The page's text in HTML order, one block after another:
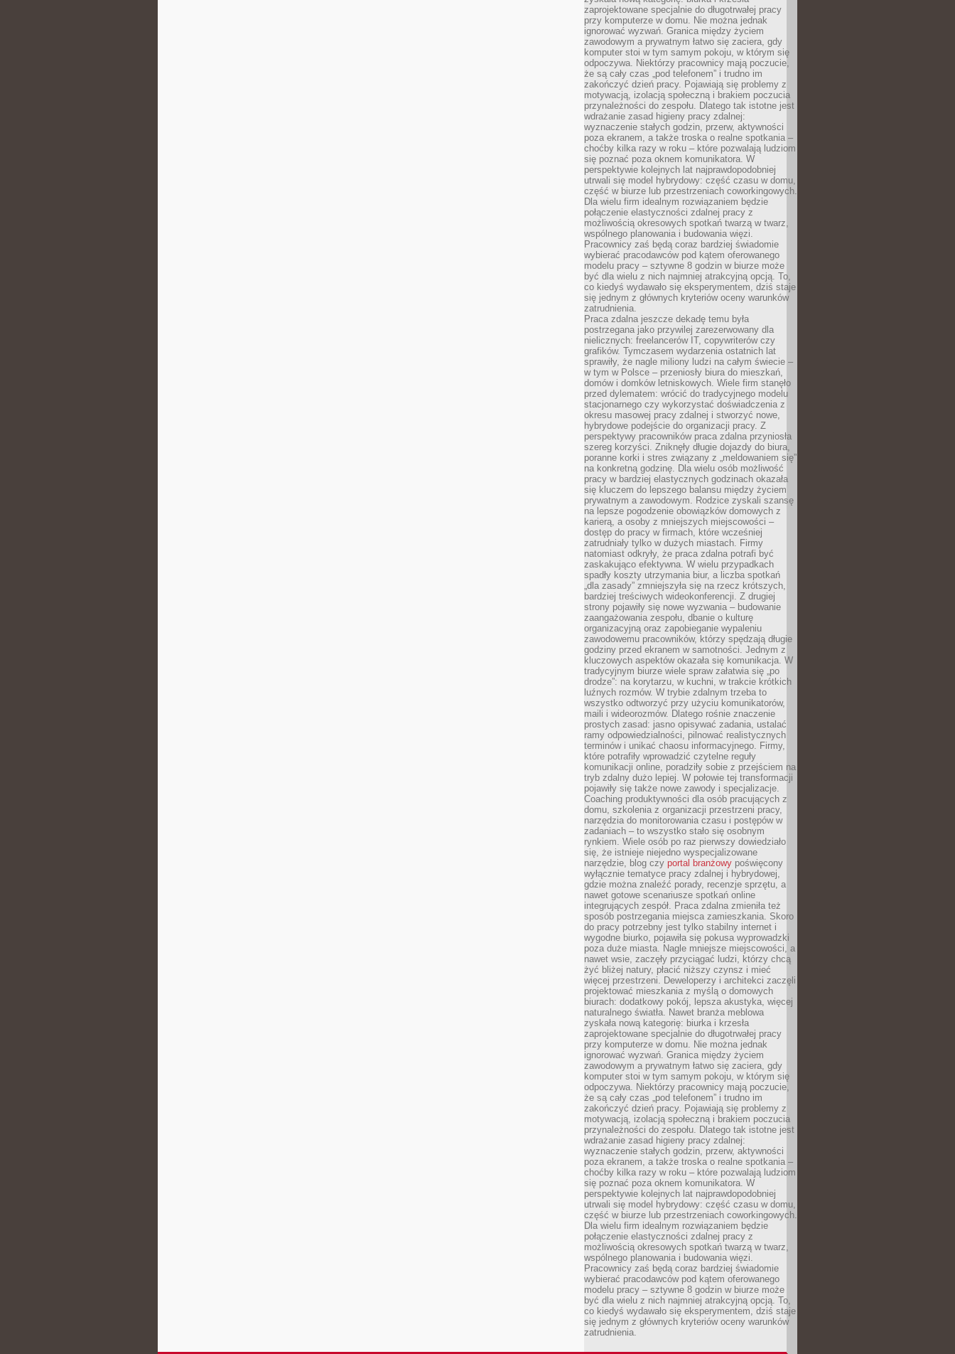
zaprojektowane specjalnie do długotrwałej pracy
przy komputerze w domu. Nie można jednak
ignorować wyzwań. Granica między życiem
zawodowym a prywatnym łatwo się zaciera, gdy
komputer stoi w tym samym pokoju, w którym się
odpoczywa. Niektórzy pracownicy mają poczucie,
że są cały czas „pod telefonem” i trudno im
zakończyć dzień pracy. Pojawiają się problemy z
motywacją, izolacją społeczną i brakiem poczucia
przynależności do zespołu. Dlatego tak istotne jest
wdrażanie zasad higieny pracy zdalnej:
wyznaczenie stałych godzin, przerw, aktywności
poza ekranem, a także troska o realne spotkania –
choćby kilka razy w roku – które pozwalają ludziom
się poznać poza oknem komunikatora. W
perspektywie kolejnych lat najprawdopodobniej
utrwali się model hybrydowy: część czasu w domu,
część w biurze lub przestrzeniach coworkingowych.
Dla wielu firm idealnym rozwiązaniem będzie
połączenie elastyczności zdalnej pracy z
możliwością okresowych spotkań twarzą w twarz,
wspólnego planowania i budowania więzi.
Pracownicy zaś będą coraz bardziej świadomie
wybierać pracodawców pod kątem oferowanego
modelu pracy – sztywne 8 godzin w biurze może
być dla wielu z nich najmniej atrakcyjną opcją. To,
co kiedyś wydawało się eksperymentem, dziś staje
się jednym z głównych kryteriów oceny warunków
zatrudnienia.
Praca zdalna jeszcze dekadę temu była
postrzegana jako przywilej zarezerwowany dla
nielicznych: freelancerów IT, copywriterów czy
grafików. Tymczasem wydarzenia ostatnich lat
sprawiły, że nagle miliony ludzi na całym świecie –
w tym w Polsce – przeniosły biura do mieszkań,
domów i domków letniskowych. Wiele firm stanęło
przed dylematem: wrócić do tradycyjnego modelu
stacjonarnego czy wykorzystać doświadczenia z
okresu masowej pracy zdalnej i stworzyć nowe,
hybrydowe podejście do organizacji pracy. Z
perspektywy pracowników praca zdalna przyniosła
szereg korzyści. Zniknęły długie dojazdy do biura,
poranne korki i stres związany z „meldowaniem się”
na konkretną godzinę. Dla wielu osób możliwość
pracy w bardziej elastycznych godzinach okazała
się kluczem do lepszego balansu między życiem
prywatnym a zawodowym. Rodzice zyskali szansę
na lepsze pogodzenie obowiązków domowych z
karierą, a osoby z mniejszych miejscowości –
dostęp do pracy w firmach, które wcześniej
zatrudniały tylko w dużych miastach. Firmy
natomiast odkryły, że praca zdalna potrafi być
zaskakująco efektywna. W wielu przypadkach
spadły koszty utrzymania biur, a liczba spotkań
„dla zasady” zmniejszyła się na rzecz krótszych,
bardziej treściwych wideokonferencji. Z drugiej
strony pojawiły się nowe wyzwania – budowanie
zaangażowania zespołu, dbanie o kulturę
organizacyjną oraz zapobieganie wypaleniu
zawodowemu pracowników, którzy spędzają długie
godziny przed ekranem w samotności. Jednym z
kluczowych aspektów okazała się komunikacja. W
tradycyjnym biurze wiele spraw załatwia się „po
drodze”: na korytarzu, w kuchni, w trakcie krótkich
luźnych rozmów. W trybie zdalnym trzeba to
wszystko odtworzyć przy użyciu komunikatorów,
maili i wideorozmów. Dlatego rośnie znaczenie
prostych zasad: jasno opisywać zadania, ustalać
ramy odpowiedzialności, pilnować realistycznych
terminów i unikać chaosu informacyjnego. Firmy,
które potrafiły wprowadzić czytelne reguły
komunikacji online, poradziły sobie z przejściem na
tryb zdalny dużo lepiej. W połowie tej transformacji
pojawiły się także nowe zawody i specjalizacje.
Coaching produktywności dla osób pracujących z
domu, szkolenia z organizacji przestrzeni pracy,
narzędzia do monitorowania czasu i postępów w
zadaniach – to wszystko stało się osobnym
rynkiem. Wiele osób po raz pierwszy dowiedziało
się, że istnieje niejedno wyspecjalizowane
narzędzie, blog czy portal branżowy poświęcony
wyłącznie tematyce pracy zdalnej i hybrydowej,
gdzie można znaleźć porady, recenzje sprzętu, a
nawet gotowe scenariusze spotkań online
integrujących zespół. Praca zdalna zmieniła też
sposób postrzegania miejsca zamieszkania. Skoro
do pracy potrzebny jest tylko stabilny internet i
wygodne biurko, pojawiła się pokusa wyprowadzki
poza duże miasta. Nagle mniejsze miejscowości, a
nawet wsie, zaczęły przyciągać ludzi, którzy chcą
żyć bliżej natury, płacić niższy czynsz i mieć
więcej przestrzeni. Deweloperzy i architekci zaczęli
projektować mieszkania z myślą o domowych
biurach: dodatkowy pokój, lepsza akustyka, więcej
naturalnego światła. Nawet branża meblowa
zyskała nową kategorię: biurka i krzesła
zaprojektowane specjalnie do długotrwałej pracy
przy komputerze w domu. Nie można jednak
ignorować wyzwań. Granica między życiem
zawodowym a prywatnym łatwo się zaciera, gdy
komputer stoi w tym samym pokoju, w którym się
odpoczywa. Niektórzy pracownicy mają poczucie,
że są cały czas „pod telefonem” i trudno im
zakończyć dzień pracy. Pojawiają się problemy z
motywacją, izolacją społeczną i brakiem poczucia
przynależności do zespołu. Dlatego tak istotne jest
wdrażanie zasad higieny pracy zdalnej:
wyznaczenie stałych godzin, przerw, aktywności
poza ekranem, a także troska o realne spotkania –
choćby kilka razy w roku – które pozwalają ludziom
się poznać poza oknem komunikatora. W
perspektywie kolejnych lat najprawdopodobniej
utrwali się model hybrydowy: część czasu w domu,
część w biurze lub przestrzeniach coworkingowych.
Dla wielu firm idealnym rozwiązaniem będzie
połączenie elastyczności zdalnej pracy z
możliwością okresowych spotkań twarzą w twarz,
wspólnego planowania i budowania więzi.
Pracownicy zaś będą coraz bardziej świadomie
wybierać pracodawców pod kątem oferowanego
modelu pracy – sztywne 8 godzin w biurze może
być dla wielu z nich najmniej atrakcyjną opcją. To,
co kiedyś wydawało się eksperymentem, dziś staje
się jednym z głównych kryteriów oceny warunków
zatrudnienia.